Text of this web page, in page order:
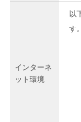
インターネ
ット環境
以
す。